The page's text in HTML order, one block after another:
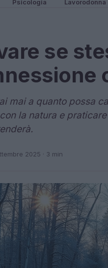
Psicologia Lavorodonna
se
mai a quanto possa
la natura e
2025 · 3 min